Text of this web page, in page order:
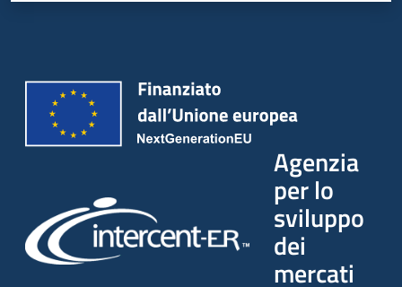
Agenzia
per lo
sviluppo
dei
mercati